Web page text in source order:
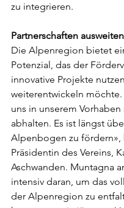
zu integrieren.
Partnerschaften ausweiten
Die Alpenregion bietet
Potenzial, das der
innovative Projekte
weiterentwickeln möchte.
uns in unserem
abhalten. Es ist längst
Alpenbogen zu
Präsidentin des Vereins,
Aschwanden. Muntagna
intensiv daran, um das
der Alpenregion zu